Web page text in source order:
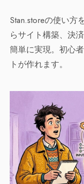
Stan.storeの使い方
らサイト構築、決
簡単に実現。初心
トが作れます。